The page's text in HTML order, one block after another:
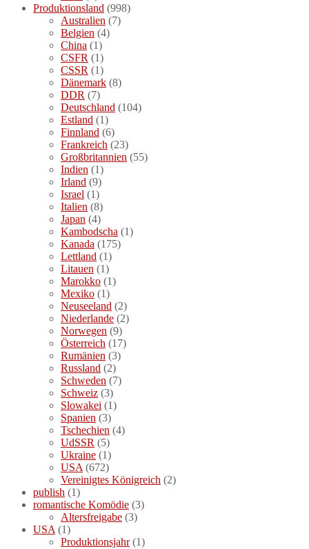
Produktionsland (998)
Australien (7)
Belgien (4)
China (1)
CSFR (1)
CSSR (1)
Dänemark (8)
DDR (7)
Deutschland (104)
Estland (1)
Finnland (6)
Frankreich (23)
Großbritannien (55)
Indien (1)
Irland (9)
Israel (1)
Italien (8)
Japan (4)
Kambodscha (1)
Kanada (175)
Lettland (1)
Litauen (1)
Marokko (1)
Mexiko (1)
Neuseeland (2)
Niederlande (2)
Norwegen (9)
Österreich (17)
Rumänien (3)
Russland (2)
Schweden (7)
Schweiz (3)
Slowakei (1)
Spanien (3)
Tschechien (4)
UdSSR (5)
Ukraine (1)
USA (672)
Vereinigtes Königreich (2)
publish (1)
romantische Komödie (3)
Altersfreigabe (3)
USA (1)
Produktionsjahr(1)